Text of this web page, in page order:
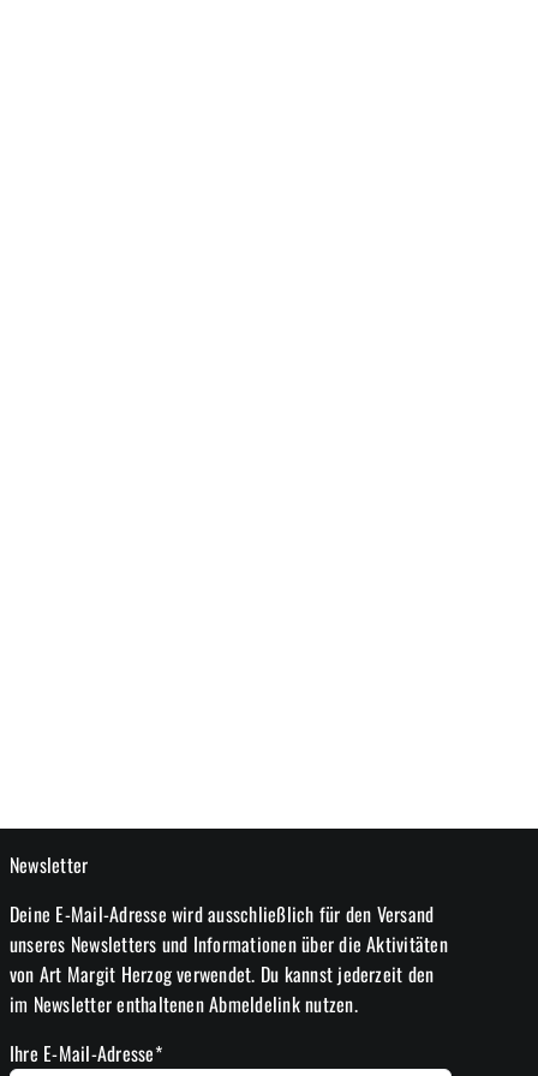
Newsletter
Deine E-Mail-Adresse wird ausschließlich für den Versand
unseres Newsletters und Informationen über die Aktivitäten
von Art Margit Herzog verwendet. Du kannst jederzeit den
im Newsletter enthaltenen Abmeldelink nutzen.
Ihre E-Mail-Adresse*